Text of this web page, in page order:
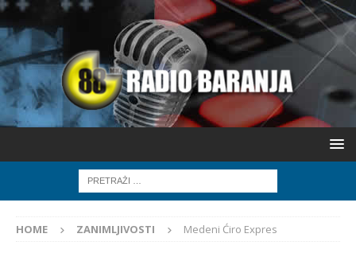
HOME ZANIMLJIVOSTI Medeni Ćiro Expres